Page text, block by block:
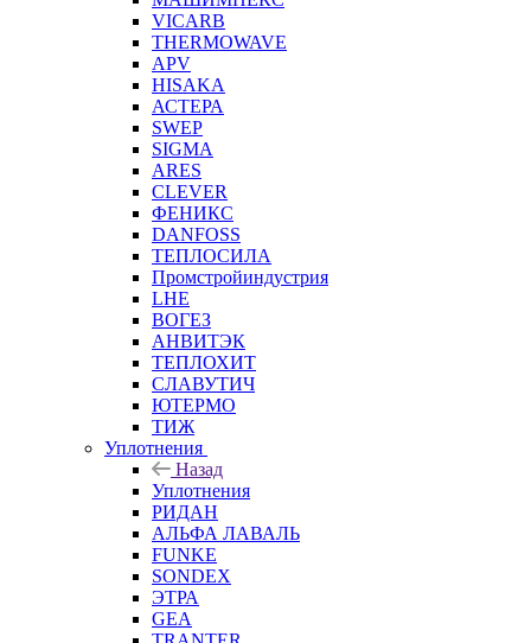
VICARB
THERMOWAVE
APV
HISAKA
АСТЕРА
SWEP
SIGMA
ARES
CLEVER
ФЕНИКС
DANFOSS
ТЕПЛОСИЛА
Промстройиндустрия
LHE
ВОГЕЗ
АНВИТЭК
ТЕПЛОХИТ
СЛАВУТИЧ
ЮТЕРМО
ТИЖ
Уплотнения
Назад
Уплотнения
РИДАН
АЛЬФА ЛАВАЛЬ
FUNKE
SONDEX
ЭТРА
GEA